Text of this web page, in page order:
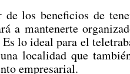
los beneficios de
a mantenerte
lo ideal para el
localidad que
empresarial.